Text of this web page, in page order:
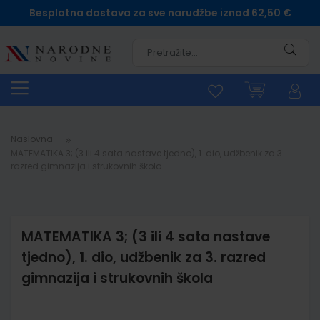
Besplatna dostava za sve narudžbe iznad 62,50 €
Naslovna
MATEMATIKA 3; (3 ili 4 sata nastave
tjedno), 1. dio, udžbenik za 3. razred
gimnazija i strukovnih škola